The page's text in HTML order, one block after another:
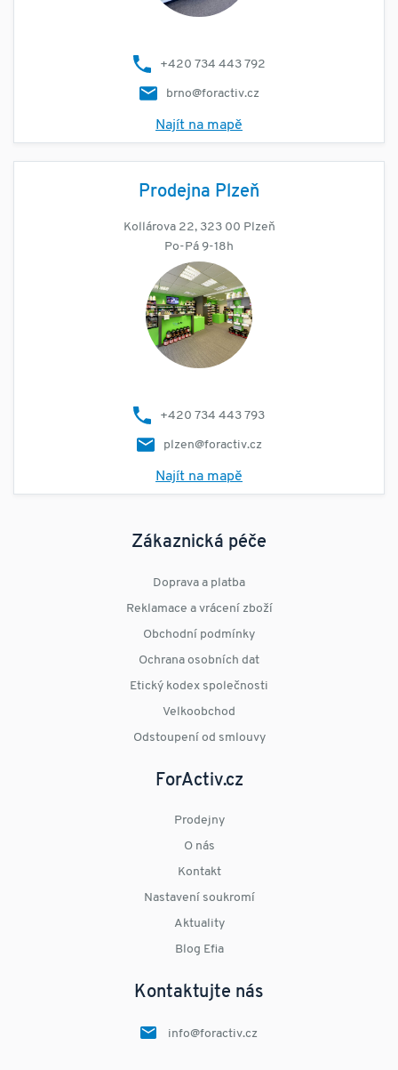
+420 734 443 792
brno@foractiv.cz
Najít na mapě
Prodejna Plzeň
Kollárova 22, 323 00 Plzeň
Po-Pá 9-18h
+420 734 443 793
plzen@foractiv.cz
Najít na mapě
Zákaznická péče
Doprava a platba
Reklamace a vrácení zboží
Obchodní podmínky
Ochrana osobních dat
Etický kodex společnosti
Velkoobchod
Odstoupení od smlouvy
ForActiv.cz
Prodejny
O nás
Kontakt
Nastavení soukromí
Aktuality
Blog Efia
Kontaktujte nás
info@foractiv.cz